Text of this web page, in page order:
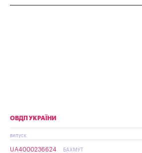
ОВДП УКРАЇНИ
випуск
UA4000236624 БАХМУТ